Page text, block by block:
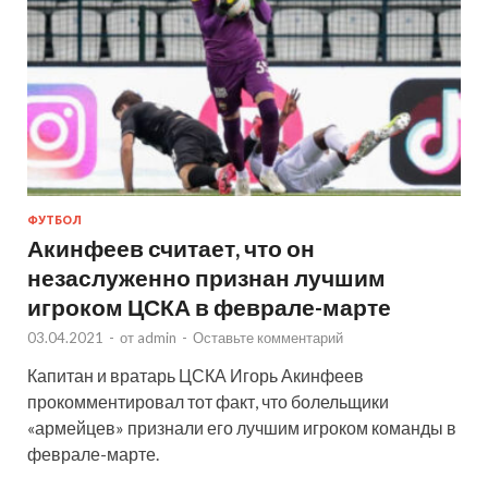
ФУТБОЛ
Акинфеев считает, что он
незаслуженно признан лучшим
игроком ЦСКА в феврале-марте
03.04.2021 - от admin - Оставьте комментарий
Капитан и вратарь ЦСКА Игорь Акинфеев
прокомментировал тот факт, что болельщики
«армейцев» признали его лучшим игроком команды в
феврале-марте.